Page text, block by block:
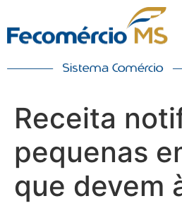
Receita
pequenas
que devem